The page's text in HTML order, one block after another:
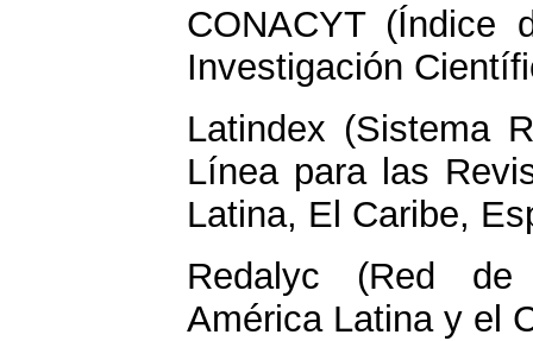
CONACYT (Índice
Investigación
Latindex (Sistema
Línea para las
Latina, El Caribe,
Redalyc (Red
América Latina y el